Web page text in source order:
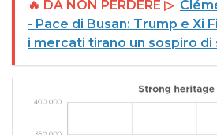
🔥 DA NON PERDERE ▷
- Pace di Busan: Trump e Xi
i mercati tirano un sospiro di